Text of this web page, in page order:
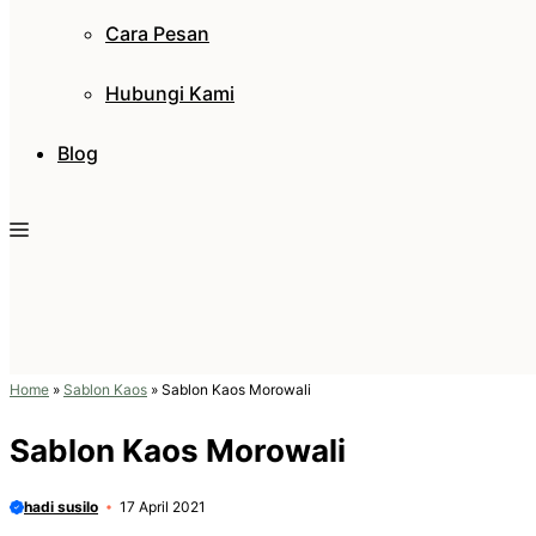
Cara Pesan
Hubungi Kami
Blog
Home » Sablon Kaos » Sablon Kaos Morowali
Sablon Kaos Morowali
hadi susilo 17 April 2021